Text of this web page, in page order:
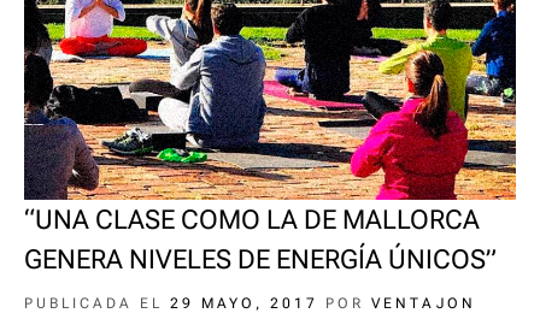
“UNA CLASE COMO LA DE MALLORCA
GENERA NIVELES DE ENERGÍA ÚNICOS”
PUBLICADA EL 29 MAYO, 2017 POR VENTAJON